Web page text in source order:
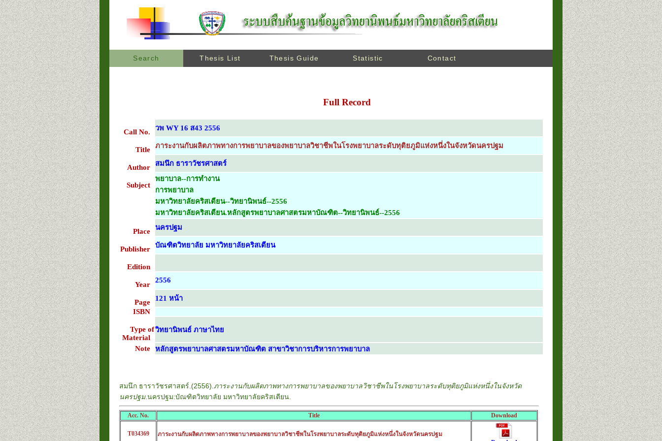
Search Thesis List Thesis Guide Statistic Contact
Full Record
Call No. วพ WY 16 ส43 2556
Title ภาระงานกับผลิตภาพทางการพยาบาลของพยาบาลวิชาชีพในโรงพยาบาลระดับทุติยภูมิแห่งหนึ่งในจังหวัดนครปฐม
Author สมนึก ธาราวัชรศาสตร์
Subject
พยาบาล--การทำงาน
การพยาบาล
มหาวิทยาลัยคริสเตียน--วิทยานิพนธ์--2556
มหาวิทยาลัยคริสเตียน.หลักสูตรพยาบาลศาสตรมหาบัณฑิต--วิทยานิพนธ์--2556
Place นครปฐม
Publisher บัณฑิตวิทยาลัย มหาวิทยาลัยคริสเตียน
Edition
Year
2556
Page
121 หน้า
ISBN
Type of
Material
วิทยานิพนธ์ ภาษาไทย
Note หลักสูตรพยาบาลศาสตรมหาบัณฑิต สาขาวิชาการบริหารการพยาบาล
สมนึก ธาราวัชรศาสตร์.(2556). ภาระงานกับผลิตภาพทางการพยาบาลของพยาบาลวิชาชีพในโรงพยาบาลระดับทุติยภูมิแห่งหนึ่งในจังหวัด
นครปฐม.นครปฐม:บัณฑิตวิทยาลัย มหาวิทยาลัยคริสเตียน.
Acc. No. Title Download
T034369
ภาระงานกับผลิตภาพทางการพยาบาลของพยาบาลวิชาชีพในโรงพยาบาลระดับทุติยภูมิแห่งหนึ่งในจังหวัดนครปฐม